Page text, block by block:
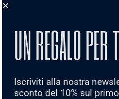
Questo gioiello è nichel
ed anallergico conforme
normative. Resistenti
all'acqua. realizzati in
UN REGALO PER
Iscriviti alla nostra
sconto del 10% sul